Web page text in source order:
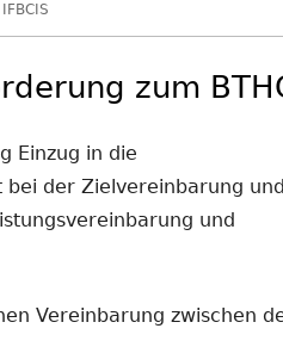
IFBCIS
zum
Einzug in die
der Zielvereinbarung und
und
Vereinbarung zwischen